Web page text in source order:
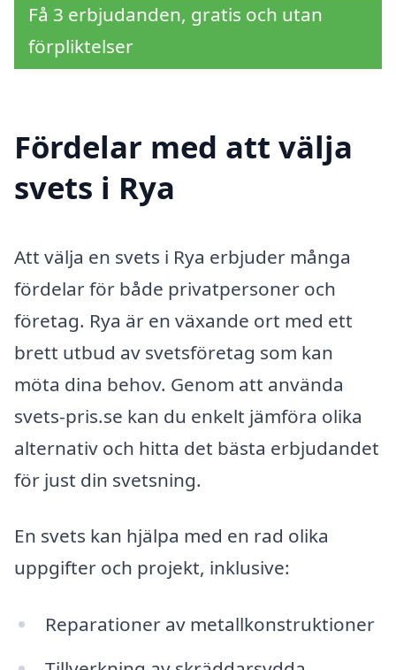
Få 3 erbjudanden, gratis och utan
förpliktelser
Fördelar med att välja
svets i Rya
Att välja en svets i Rya erbjuder många
fördelar för både privatpersoner och
företag. Rya är en växande ort med ett
brett utbud av svetsföretag som kan
möta dina behov. Genom att använda
svets-pris.se kan du enkelt jämföra olika
alternativ och hitta det bästa erbjudandet
för just din svetsning.
En svets kan hjälpa med en rad olika
uppgifter och projekt, inklusive:
Reparationer av metallkonstruktioner